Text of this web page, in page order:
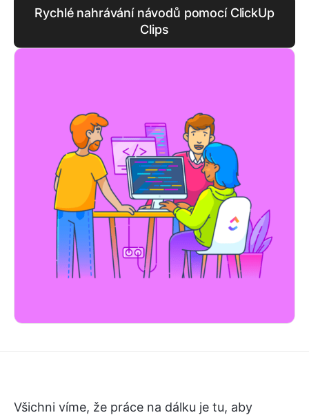
Rychlé nahrávání návodů pomocí ClickUp
Clips
Všichni víme, že práce na dálku je tu, aby